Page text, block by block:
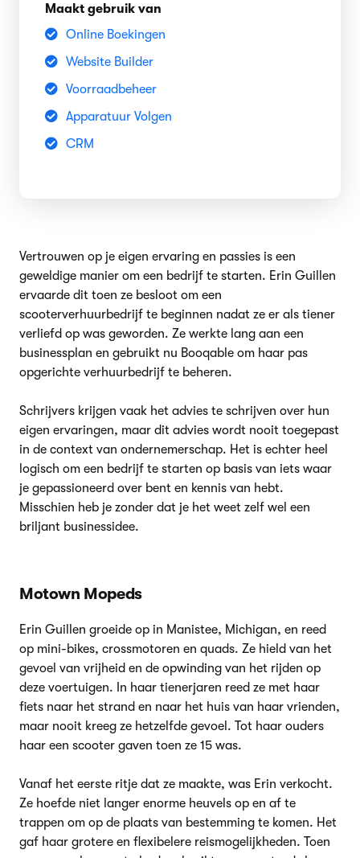
Maakt gebruik van
Online Boekingen
Website Builder
Voorraadbeheer
Apparatuur Volgen
CRM
Vertrouwen op je eigen ervaring en passies is een
geweldige manier om een bedrijf te starten. Erin Guillen
ervaarde dit toen ze besloot om een
scooterverhuurbedrijf te beginnen nadat ze er als tiener
verliefd op was geworden. Ze werkte lang aan een
businessplan en gebruikt nu Booqable om haar pas
opgerichte verhuurbedrijf te beheren.
Schrijvers krijgen vaak het advies te schrijven over hun
eigen ervaringen, maar dit advies wordt nooit toegepast
in de context van ondernemerschap. Het is echter heel
logisch om een bedrijf te starten op basis van iets waar
je gepassioneerd over bent en kennis van hebt.
Misschien heb je zonder dat je het weet zelf wel een
briljant businessidee.
Motown Mopeds
Erin Guillen groeide op in Manistee, Michigan, en reed
op mini-bikes, crossmotoren en quads. Ze hield van het
gevoel van vrijheid en de opwinding van het rijden op
deze voertuigen. In haar tienerjaren reed ze met haar
fiets naar het strand en naar het huis van haar vrienden,
maar nooit kreeg ze hetzelfde gevoel. Tot haar ouders
haar een scooter gaven toen ze 15 was.
Vanaf het eerste ritje dat ze maakte, was Erin verkocht.
Ze hoefde niet langer enorme heuvels op en af te
trappen om op de plaats van bestemming te komen. Het
gaf haar grotere en flexibelere reismogelijkheden. Toen